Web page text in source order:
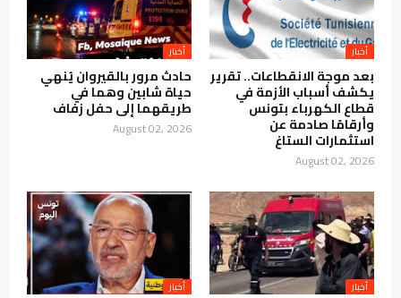
أخبار
بعد موجة الانقطاعات.. تقرير
يكشف أسباب الأزمة في
قطاع الكهرباء بتونس
وأرقامًا صادمة عن
استثمارات الستاغ
August 02, 2026
أخبار
حادث مرور بالقيروان يُنهي
حياة شابين وهما في
طريقهما إلى حفل زفاف
August 02, 2026
أخبار أخبار